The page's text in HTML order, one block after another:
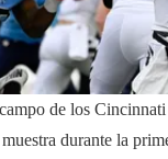
de los
durante la